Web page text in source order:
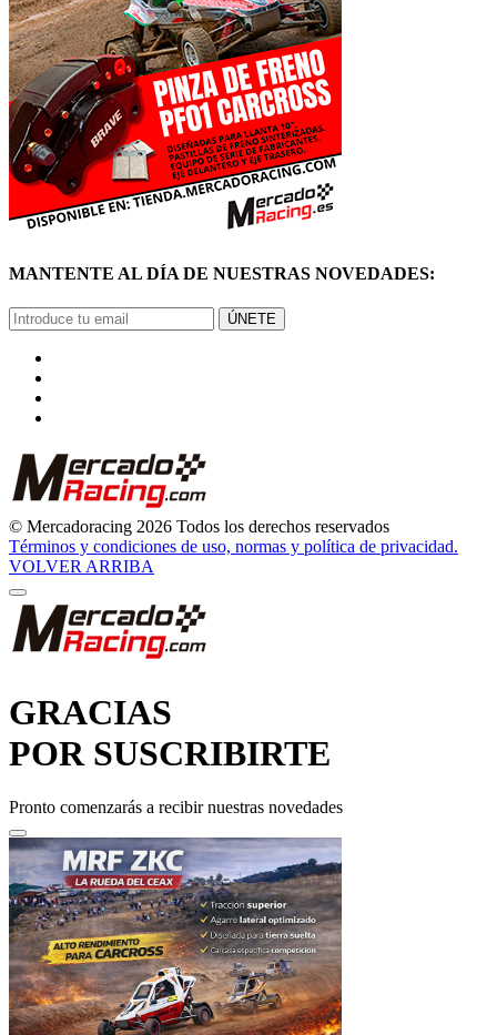
© Mercadoracing 2026 Todos los derechos reservados
Términos y condiciones de uso, normas y política de privacidad.
VOLVER ARRIBA
POR SUSCRIBIRTE